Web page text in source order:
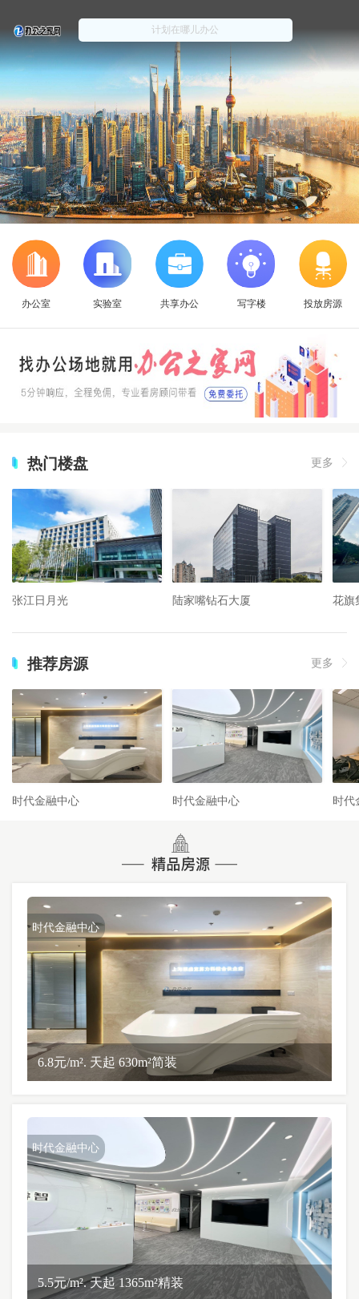
办公室 实验室 共享办公 写字楼 投放房源
热门楼盘 更多
张江日月光 陆家嘴钻石大厦 花旗
推荐房源 更多
时代金融中心 时代金融中心 时代
时代金融中心
6.8元/m². 天起 630m²简装
时代金融中心
5.5元/m². 天起 1365m²精装